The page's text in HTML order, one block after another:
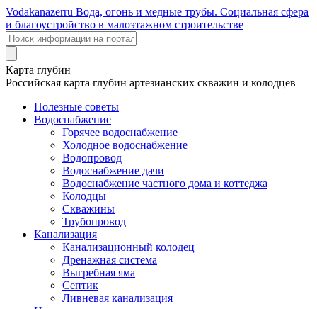
Vodakanazerru Вода, огонь и медные трубы. Социальная сфера
и благоустройство в малоэтажном строительстве
Карта глубин
Российская карта глубин артезианских скважин и колодцев
Полезные советы
Водоснабжение
Горячее водоснабжение
Холодное водоснабжение
Водопровод
Водоснабжение дачи
Водоснабжение частного дома и коттеджа
Колодцы
Скважины
Трубопровод
Канализация
Канализационный колодец
Дренажная система
Выгребная яма
Септик
Ливневая канализация